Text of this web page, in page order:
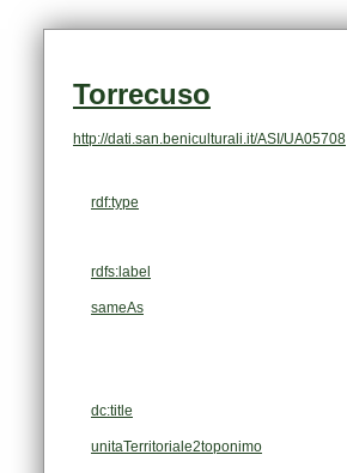
Torrecuso
http://dati.san.beniculturali.it/ASI/UA05708
rdf:type
rdfs:label
sameAs
dc:title
unitaTerritoriale2toponimo